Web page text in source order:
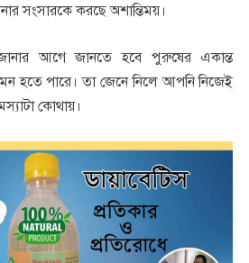
সংসারকে করছে অশান্তিময়।
আগে জানতে হবে পুরুষের একান্ত
হতে পারে। তা জেনে নিলে আপনি নিজেই
কোথায়।